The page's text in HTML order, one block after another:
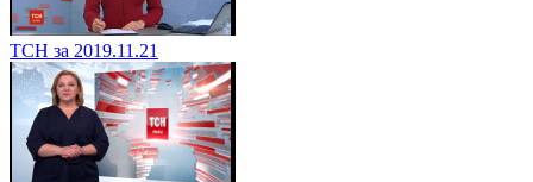
ТСН за 2019.11.21